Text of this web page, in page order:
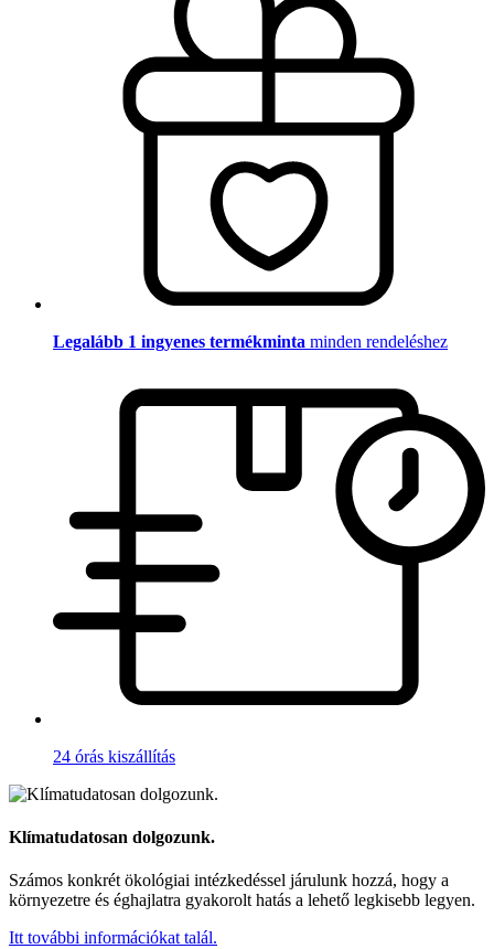
Legalább 1 ingyenes termékminta minden rendeléshez
24 órás kiszállítás
Klímatudatosan dolgozunk.
Számos konkrét ökológiai intézkedéssel járulunk hozzá, hogy a
környezetre és éghajlatra gyakorolt hatás a lehető legkisebb legyen.
Itt további információkat talál.